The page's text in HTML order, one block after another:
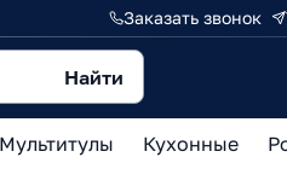
Заказать звонок
Найти
Мультитулы Кухонные